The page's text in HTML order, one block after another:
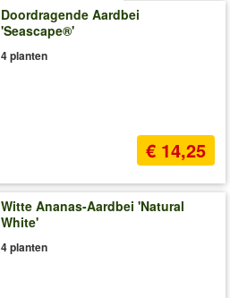
Doordragende Aardbei
'Seascape®'
4 planten
€ 14,25
Witte Ananas-Aardbei 'Natural
White'
4 planten